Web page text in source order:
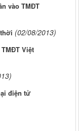
vào TMĐT
(02/08/2013)
Việt
điện tử